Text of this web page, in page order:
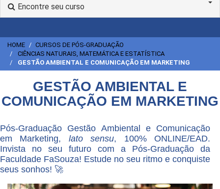
Encontre seu curso
HOME
CURSOS DE PÓS-GRADUAÇÃO
CIÊNCIAS NATURAIS, MATEMÁTICA E ESTATÍSTICA
GESTÃO AMBIENTAL E COMUNICAÇÃO EM MARKETING
GESTÃO AMBIENTAL E
COMUNICAÇÃO EM MARKETING
Pós-Graduação Gestão Ambiental e Comunicação
em Marketing, lato sensu, 100% ONLINE/EAD.
Invista no seu futuro com a Pós-Graduação da
Faculdade FaSouza! Estude no seu ritmo e conquiste
seus sonhos! 🚀